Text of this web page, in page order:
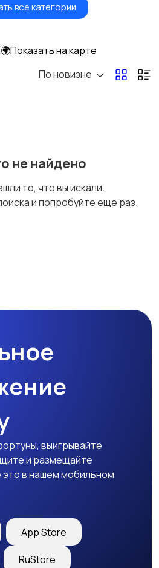
Высший менеджмент
Добыча сырья,
Начало карьеры
все категории
🌍Показать на карте
По новизне
не найдено
то, что вы искали.
и попробуйте еще раз.
выигрывайте
и размещайте
это в нашем мобильном
App Store
RuStore